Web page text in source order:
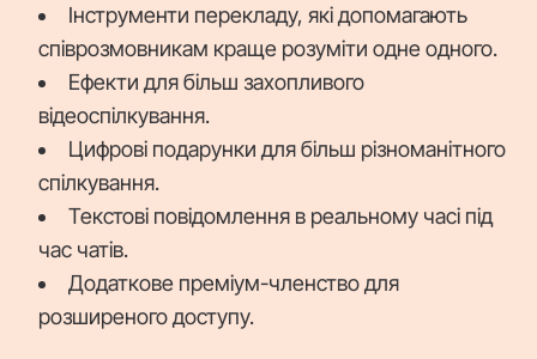
Інструменти перекладу, які допомагають
співрозмовникам краще розуміти одне одного.
Ефекти для більш захопливого
відеоспілкування.
Цифрові подарунки для більш різноманітного
спілкування.
Текстові повідомлення в реальному часі під
час чатів.
Додаткове преміум-членство для
розширеного доступу.